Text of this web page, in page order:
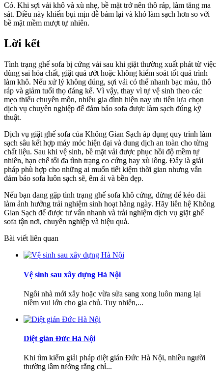
Có. Khi sợi vải khô và xù nhẹ, bề mặt trở nên thô ráp, làm tăng ma
sát. Điều này khiến bụi mịn dễ bám lại và khó làm sạch hơn so với
bề mặt mềm mượt tự nhiên.
Lời kết
Tình trạng ghế sofa bị cứng vải sau khi giặt thường xuất phát từ việc
dùng sai hóa chất, giặt quá ướt hoặc không kiểm soát tốt quá trình
làm khô. Nếu xử lý không đúng, sợi vải có thể nhanh bạc màu, thô
ráp và giảm tuổi thọ đáng kể. Vì vậy, thay vì tự vệ sinh theo các
mẹo thiếu chuyên môn, nhiều gia đình hiện nay ưu tiên lựa chọn
dịch vụ chuyên nghiệp để đảm bảo sofa được làm sạch đúng kỹ
thuật.
Dịch vụ giặt ghế sofa của Không Gian Sạch áp dụng quy trình làm
sạch sâu kết hợp máy móc hiện đại và dung dịch an toàn cho từng
chất liệu. Sau khi vệ sinh, bề mặt vải được phục hồi độ mềm tự
nhiên, hạn chế tối đa tình trạng co cứng hay xù lông. Đây là giải
pháp phù hợp cho những ai muốn tiết kiệm thời gian nhưng vẫn
đảm bảo sofa luôn sạch sẽ, êm ái và bền đẹp.
Nếu bạn đang gặp tình trạng ghế sofa khô cứng, đừng để kéo dài
làm ảnh hưởng trải nghiệm sinh hoạt hằng ngày. Hãy liên hệ Không
Gian Sạch để được tư vấn nhanh và trải nghiệm dịch vụ giặt ghế
sofa tận nơi, chuyên nghiệp và hiệu quả.
Bài viết liên quan
Vệ sinh sau xây dựng Hà Nội
Ngôi nhà mới xây hoặc vừa sửa sang xong luôn mang lại
niềm vui lớn cho gia chủ. Tuy nhiên,...
Diệt gián Đức Hà Nội
Khi tìm kiếm giải pháp diệt gián Đức Hà Nội, nhiều người
thường lầm tưởng rằng chỉ...